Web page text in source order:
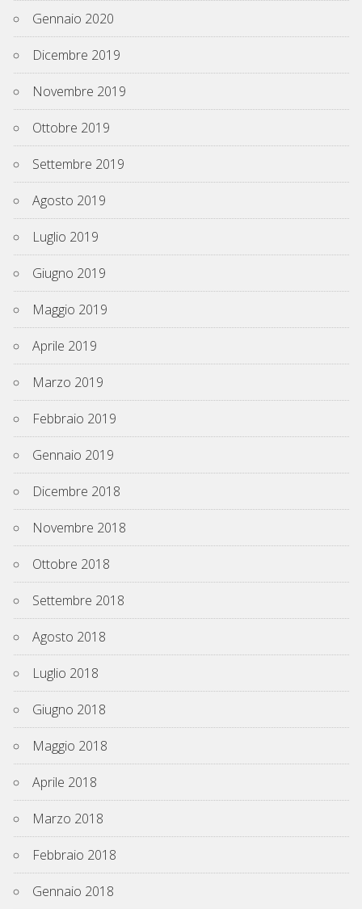
Gennaio 2020
Dicembre 2019
Novembre 2019
Ottobre 2019
Settembre 2019
Agosto 2019
Luglio 2019
Giugno 2019
Maggio 2019
Aprile 2019
Marzo 2019
Febbraio 2019
Gennaio 2019
Dicembre 2018
Novembre 2018
Ottobre 2018
Settembre 2018
Agosto 2018
Luglio 2018
Giugno 2018
Maggio 2018
Aprile 2018
Marzo 2018
Febbraio 2018
Gennaio 2018